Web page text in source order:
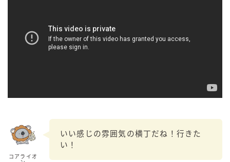
コアライオ
いい感じの雰囲気の横丁だね！行きた
い！